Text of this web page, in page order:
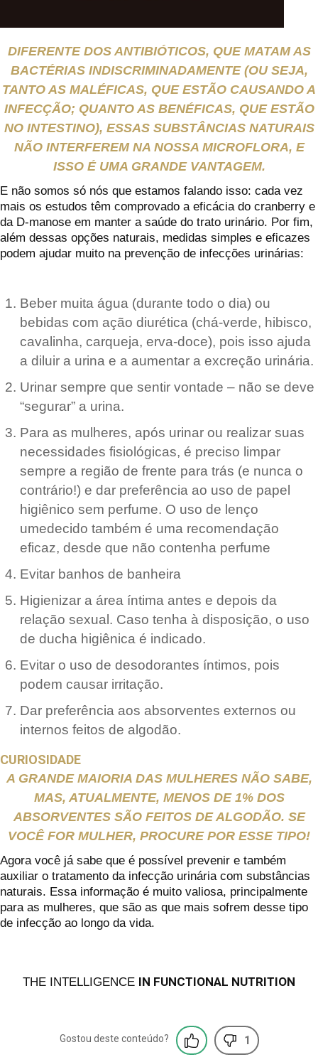
DIFERENTE DOS ANTIBIÓTICOS, QUE MATAM AS
BACTÉRIAS INDISCRIMINADAMENTE (OU SEJA,
TANTO AS MALÉFICAS, QUE ESTÃO CAUSANDO A
INFECÇÃO; QUANTO AS BENÉFICAS, QUE ESTÃO
NO INTESTINO), ESSAS SUBSTÂNCIAS NATURAIS
NÃO INTERFEREM NA NOSSA MICROFLORA, E
ISSO É UMA GRANDE VANTAGEM.
E não somos só nós que estamos falando isso: cada vez
mais os estudos têm comprovado a eficácia do cranberry e
da D-manose em manter a saúde do trato urinário. Por fim,
além dessas opções naturais, medidas simples e eficazes
podem ajudar muito na prevenção de infecções urinárias:
Beber muita água (durante todo o dia) ou
bebidas com ação diurética (chá-verde, hibisco,
cavalinha, carqueja, erva-doce), pois isso ajuda
a diluir a urina e a aumentar a excreção urinária.
Urinar sempre que sentir vontade – não se deve
“segurar” a urina.
Para as mulheres, após urinar ou realizar suas
necessidades fisiológicas, é preciso limpar
sempre a região de frente para trás (e nunca o
contrário!) e dar preferência ao uso de papel
higiênico sem perfume. O uso de lenço
umedecido também é uma recomendação
eficaz, desde que não contenha perfume
Evitar banhos de banheira
Higienizar a área íntima antes e depois da
relação sexual. Caso tenha à disposição, o uso
de ducha higiênica é indicado.
Evitar o uso de desodorantes íntimos, pois
podem causar irritação.
Dar preferência aos absorventes externos ou
internos feitos de algodão.
CURIOSIDADE
A GRANDE MAIORIA DAS MULHERES NÃO SABE,
MAS, ATUALMENTE, MENOS DE 1% DOS
ABSORVENTES SÃO FEITOS DE ALGODÃO. SE
VOCÊ FOR MULHER, PROCURE POR ESSE TIPO!
Agora você já sabe que é possível prevenir e também
auxiliar o tratamento da infecção urinária com substâncias
naturais. Essa informação é muito valiosa, principalmente
para as mulheres, que são as que mais sofrem desse tipo
de infecção ao longo da vida.
THE INTELLIGENCE IN FUNCTIONAL NUTRITION
1